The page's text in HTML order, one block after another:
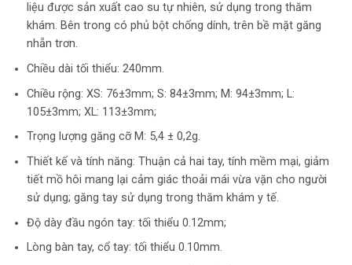
liệu được sản xuất cao su tự nhiên, sử dụng trong thăm
khám. Bên trong có phủ bột chống dính, trên bề mặt găng
nhẵn trơn.
Chiều dài tối thiểu: 240mm.
Chiều rộng: XS: 76±3mm; S: 84±3mm; M: 94±3mm; L:
105±3mm; XL: 113±3mm;
Trọng lượng găng cỡ M: 5,4 ± 0,2g.
Thiết kế và tính năng: Thuận cả hai tay, tính mềm mại, giảm
tiết mồ hôi mang lại cảm giác thoải mái vừa vặn cho người
sử dụng; găng tay sử dụng trong thăm khám y tế.
Độ dày đầu ngón tay: tối thiểu 0.12mm;
Lòng bàn tay, cổ tay: tối thiểu 0.10mm.